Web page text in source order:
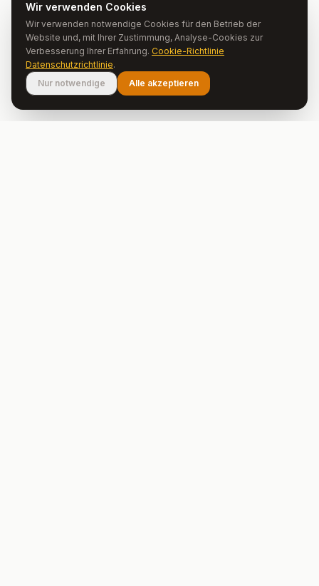
Wir verwenden Cookies
Wir verwenden notwendige Cookies für den Betrieb der
Website und, mit Ihrer Zustimmung, Analyse-Cookies zur
Verbesserung Ihrer Erfahrung. Cookie-Richtlinie
Datenschutzrichtlinie.
Nur notwendige
Alle akzeptieren